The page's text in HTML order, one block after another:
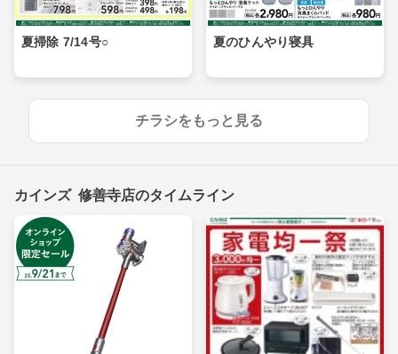
夏掃除 7/14号○ 夏のひんやり寝具
チラシをもっと見る
カインズ 修善寺店のタイムライン